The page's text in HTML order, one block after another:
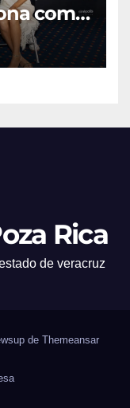
como
y
Rica
de veracruz
de Themeansar